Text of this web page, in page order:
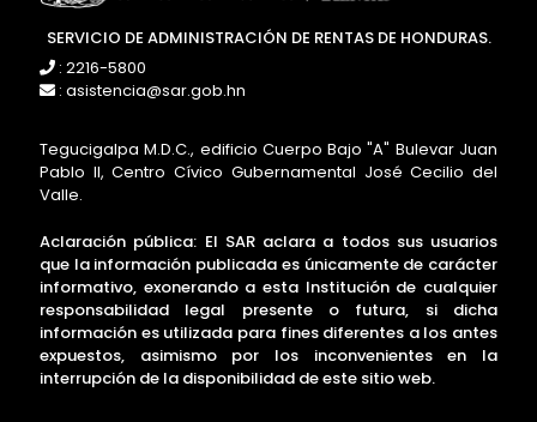
SERVICIO DE ADMINISTRACIÓN DE RENTAS DE HONDURAS.
: 2216-5800
: asistencia@sar.gob.hn
Tegucigalpa M.D.C., edificio Cuerpo Bajo "A" Bulevar Juan
Pablo II, Centro Cívico Gubernamental José Cecilio del
Valle.
Aclaración pública: El SAR aclara a todos sus usuarios
que la información publicada es únicamente de carácter
informativo, exonerando a esta Institución de cualquier
responsabilidad legal presente o futura, si dicha
información es utilizada para fines diferentes a los antes
expuestos, asimismo por los inconvenientes en la
interrupción de la disponibilidad de este sitio web.